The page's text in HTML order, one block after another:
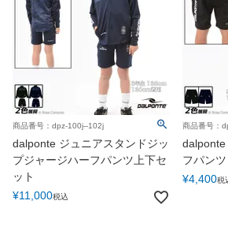
商品番号：dpz-100j--102j
dalponte ジュニアスタンドジッ
プジャージハーフパンツ上下セ
ット
¥11,000税込
商品番号：
dalponte
フパンツ
¥4,400税